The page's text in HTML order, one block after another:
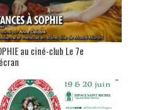
au ciné-club Le 7e